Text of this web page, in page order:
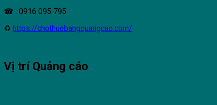
☎ : 0916 095 795
♻ https://chothuebangquangcao.com/
Vị trí Quảng cáo